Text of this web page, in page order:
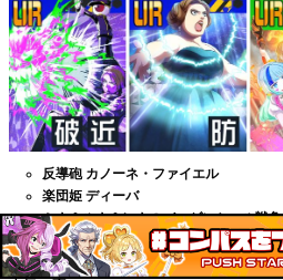
反導砲 カノーネ・ファイエル
楽団姫 ディーバ
ミナ＆ルナ＆レナのバーゲンセール戦争
全天首都防壁 Hum-Sphere LLIK